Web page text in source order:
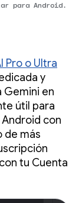
para Android.
Pro o Ultra
y
Gemini en
útil para
con
de más
tu Cuenta